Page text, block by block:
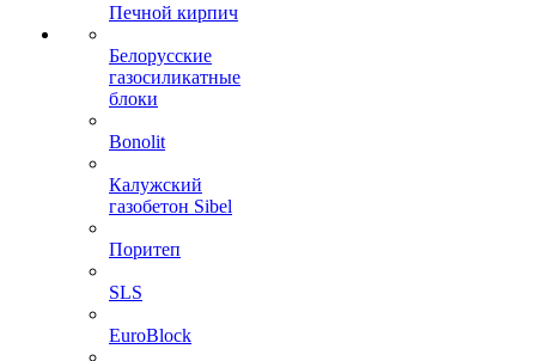
Печной кирпич
Белорусские
газосиликатные
блоки
Bonolit
Калужский
газобетон Sibel
Поритеп
SLS
EuroBlock